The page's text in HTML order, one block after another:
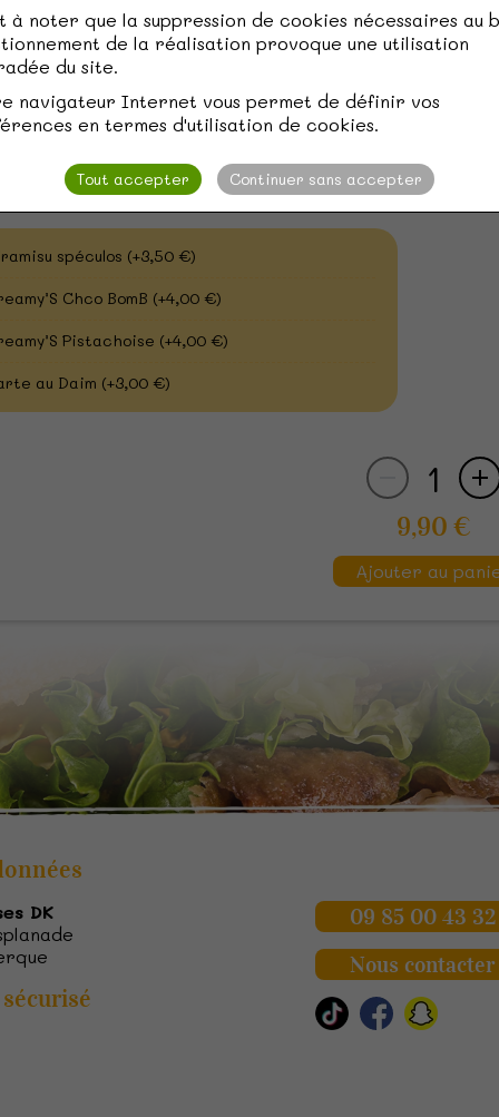
minérale 50CL(+1,00 €)
tropicale 33cl
pomme cassis 33cl(+2,00 €)
?
spéculos (+3,50 €)
Chco BomB (+4,00 €)
Pistachoise (+4,00 €)
au Daim (+3,00 €)
1
9,90 €
Ajouter au
DK
09 85 00 43 32
Nous contacter
à noter que la suppression de cookies nécessaires au
de la réalisation provoque une utilisation
du site.
navigateur Internet vous permet de définir vos
en termes d'utilisation de cookies.
Tout accepter Continuer sans accepter